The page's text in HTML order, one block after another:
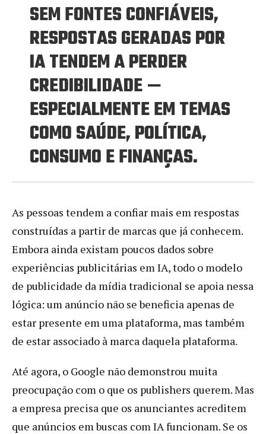
SEM FONTES CONFIÁVEIS,
RESPOSTAS GERADAS POR
IA TENDEM A PERDER
CREDIBILIDADE —
ESPECIALMENTE EM TEMAS
COMO SAÚDE, POLÍTICA,
CONSUMO E FINANÇAS.
As pessoas tendem a confiar mais em respostas
construídas a partir de marcas que já conhecem.
Embora ainda existam poucos dados sobre
experiências publicitárias em IA, todo o modelo
de publicidade da mídia tradicional se apoia nessa
lógica: um anúncio não se beneficia apenas de
estar presente em uma plataforma, mas também
de estar associado à marca daquela plataforma.
Até agora, o Google não demonstrou muita
preocupação com o que os publishers querem. Mas
a empresa precisa que os anunciantes acreditem
que anúncios em buscas com IA funcionam. Se os